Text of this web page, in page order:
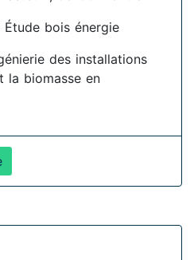
Étude bois énergie
des installations
la biomasse en